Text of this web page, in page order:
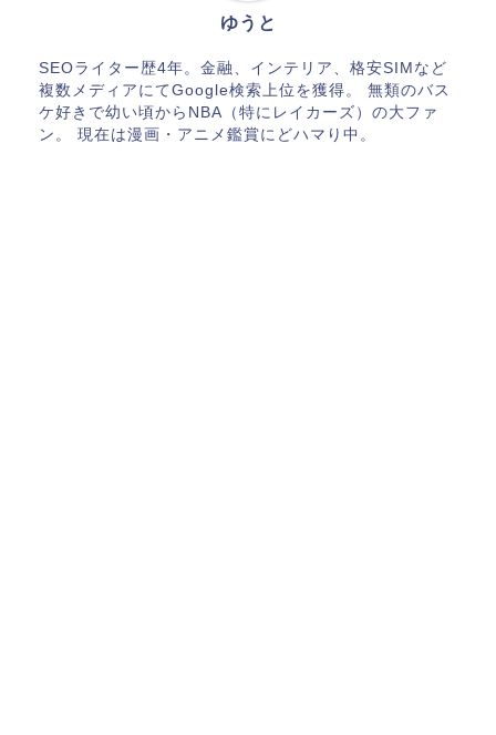
ゆうと
SEOライター歴4年。金融、インテリア、格安SIMなど
複数メディアにてGoogle検索上位を獲得。 無類のバス
ケ好きで幼い頃からNBA（特にレイカーズ）の大ファ
ン。 現在は漫画・アニメ鑑賞にどハマり中。